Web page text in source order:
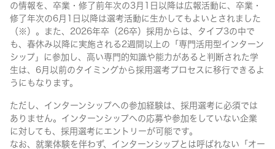
の情報を、卒業・修了前年次の3月1日以降は広報活動に、卒業・
修了年次の6月1日以降は選考活動に生かしてもよいとされました
（※）。また、2026年卒（26卒）採用からは、タイプ3の中で
も、春休み以降に実施される2週間以上の「専門活用型インターン
シップ」に参加し、高い専門的知識や能力があると判断された学
生は、6月以前のタイミングから採用選考プロセスに移行できるよ
うにもなります。
ただし、インターンシップへの参加経験は、採用選考に必須では
ありません。インターンシップへの応募や参加をしていない企業
に対しても、採用選考にエントリーが可能です。
なお、就業体験を伴わず、インターンシップとは呼ばれない「オー